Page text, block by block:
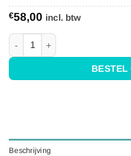
€58,00 incl. btw
RVS Achterwand 60x65 -
BESTEL
Beschrijving